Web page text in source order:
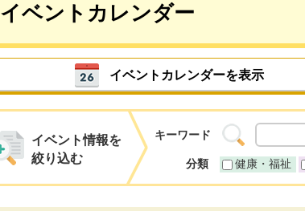
イベントカレンダー
イベントカレンダーを表示
イベント情報を
絞り込む
キーワード
分類 健康・福祉